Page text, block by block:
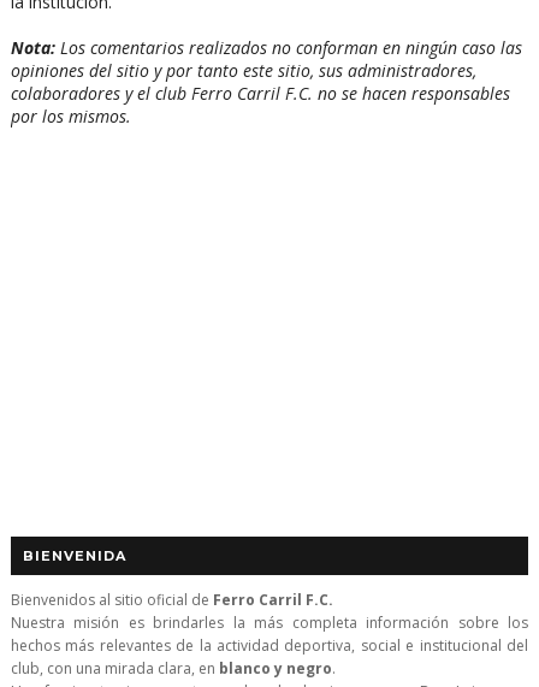
Nota:Los comentarios realizados no conforman en ningún caso las
opiniones del sitio y por tanto este sitio, sus administradores,
colaboradores y el club Ferro Carril F.C. no se hacen responsables
por los mismos.
BIENVENIDA
Bienvenidos al sitio oficial de Ferro Carril F.C.
Nuestra misión es brindarles la más completa información sobre los
hechos más relevantes de la actividad deportiva, social e institucional del
club, con una mirada clara, en blanco y negro.